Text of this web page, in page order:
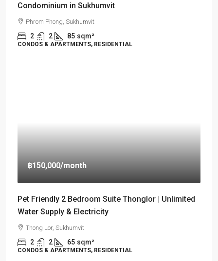
Condominium in Sukhumvit
Phrom Phong, Sukhumvit
2 2 85 sqm²
CONDOS & APARTMENTS, RESIDENTIAL
฿150,000/month
Pet Friendly 2 Bedroom Suite Thonglor | Unlimited
Water Supply & Electricity
Thong Lor, Sukhumvit
2 2 65 sqm²
CONDOS & APARTMENTS, RESIDENTIAL